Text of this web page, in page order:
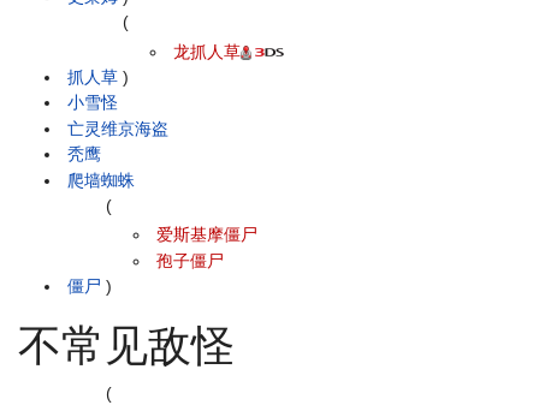
抓人草
(
龙抓人草
)
小雪怪
亡灵维京海盗
秃鹰
爬墙蜘蛛
僵尸
(
爱斯基摩僵尸
孢子僵尸
)
不常见敌怪
(